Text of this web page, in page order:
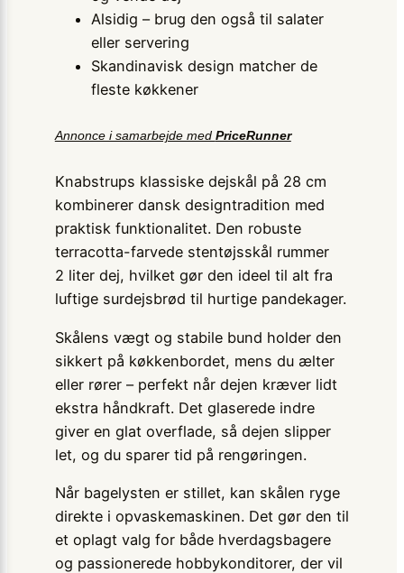
Alsidig – brug den også til salater
eller servering
Skandinavisk design matcher de
fleste køkkener
Annonce i samarbejde med PriceRunner
Knabstrups klassiske dejskål på 28 cm
kombinerer dansk designtradition med
praktisk funktionalitet. Den robuste
terracotta-farvede stentøjsskål rummer
2 liter dej, hvilket gør den ideel til alt fra
luftige surdejsbrød til hurtige pandekager.
Skålens vægt og stabile bund holder den
sikkert på køkkenbordet, mens du ælter
eller rører – perfekt når dejen kræver lidt
ekstra håndkraft. Det glaserede indre
giver en glat overflade, så dejen slipper
let, og du sparer tid på rengøringen.
Når bagelysten er stillet, kan skålen ryge
direkte i opvaskemaskinen. Det gør den til
et oplagt valg for både hverdagsbagere
og passionerede hobbykonditorer, der vil